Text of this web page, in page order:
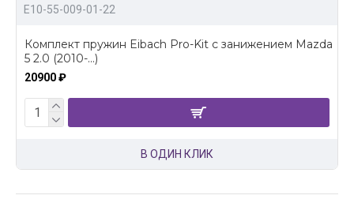
E10-55-009-01-22
Комплект пружин Eibach Pro-Kit с занижением Mazda
5 2.0 (2010-...)
20900 ₽
В ОДИН КЛИК